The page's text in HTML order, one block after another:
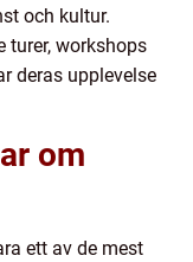
och kultur.
turer, workshops
deras upplevelse
om
ett av de mest